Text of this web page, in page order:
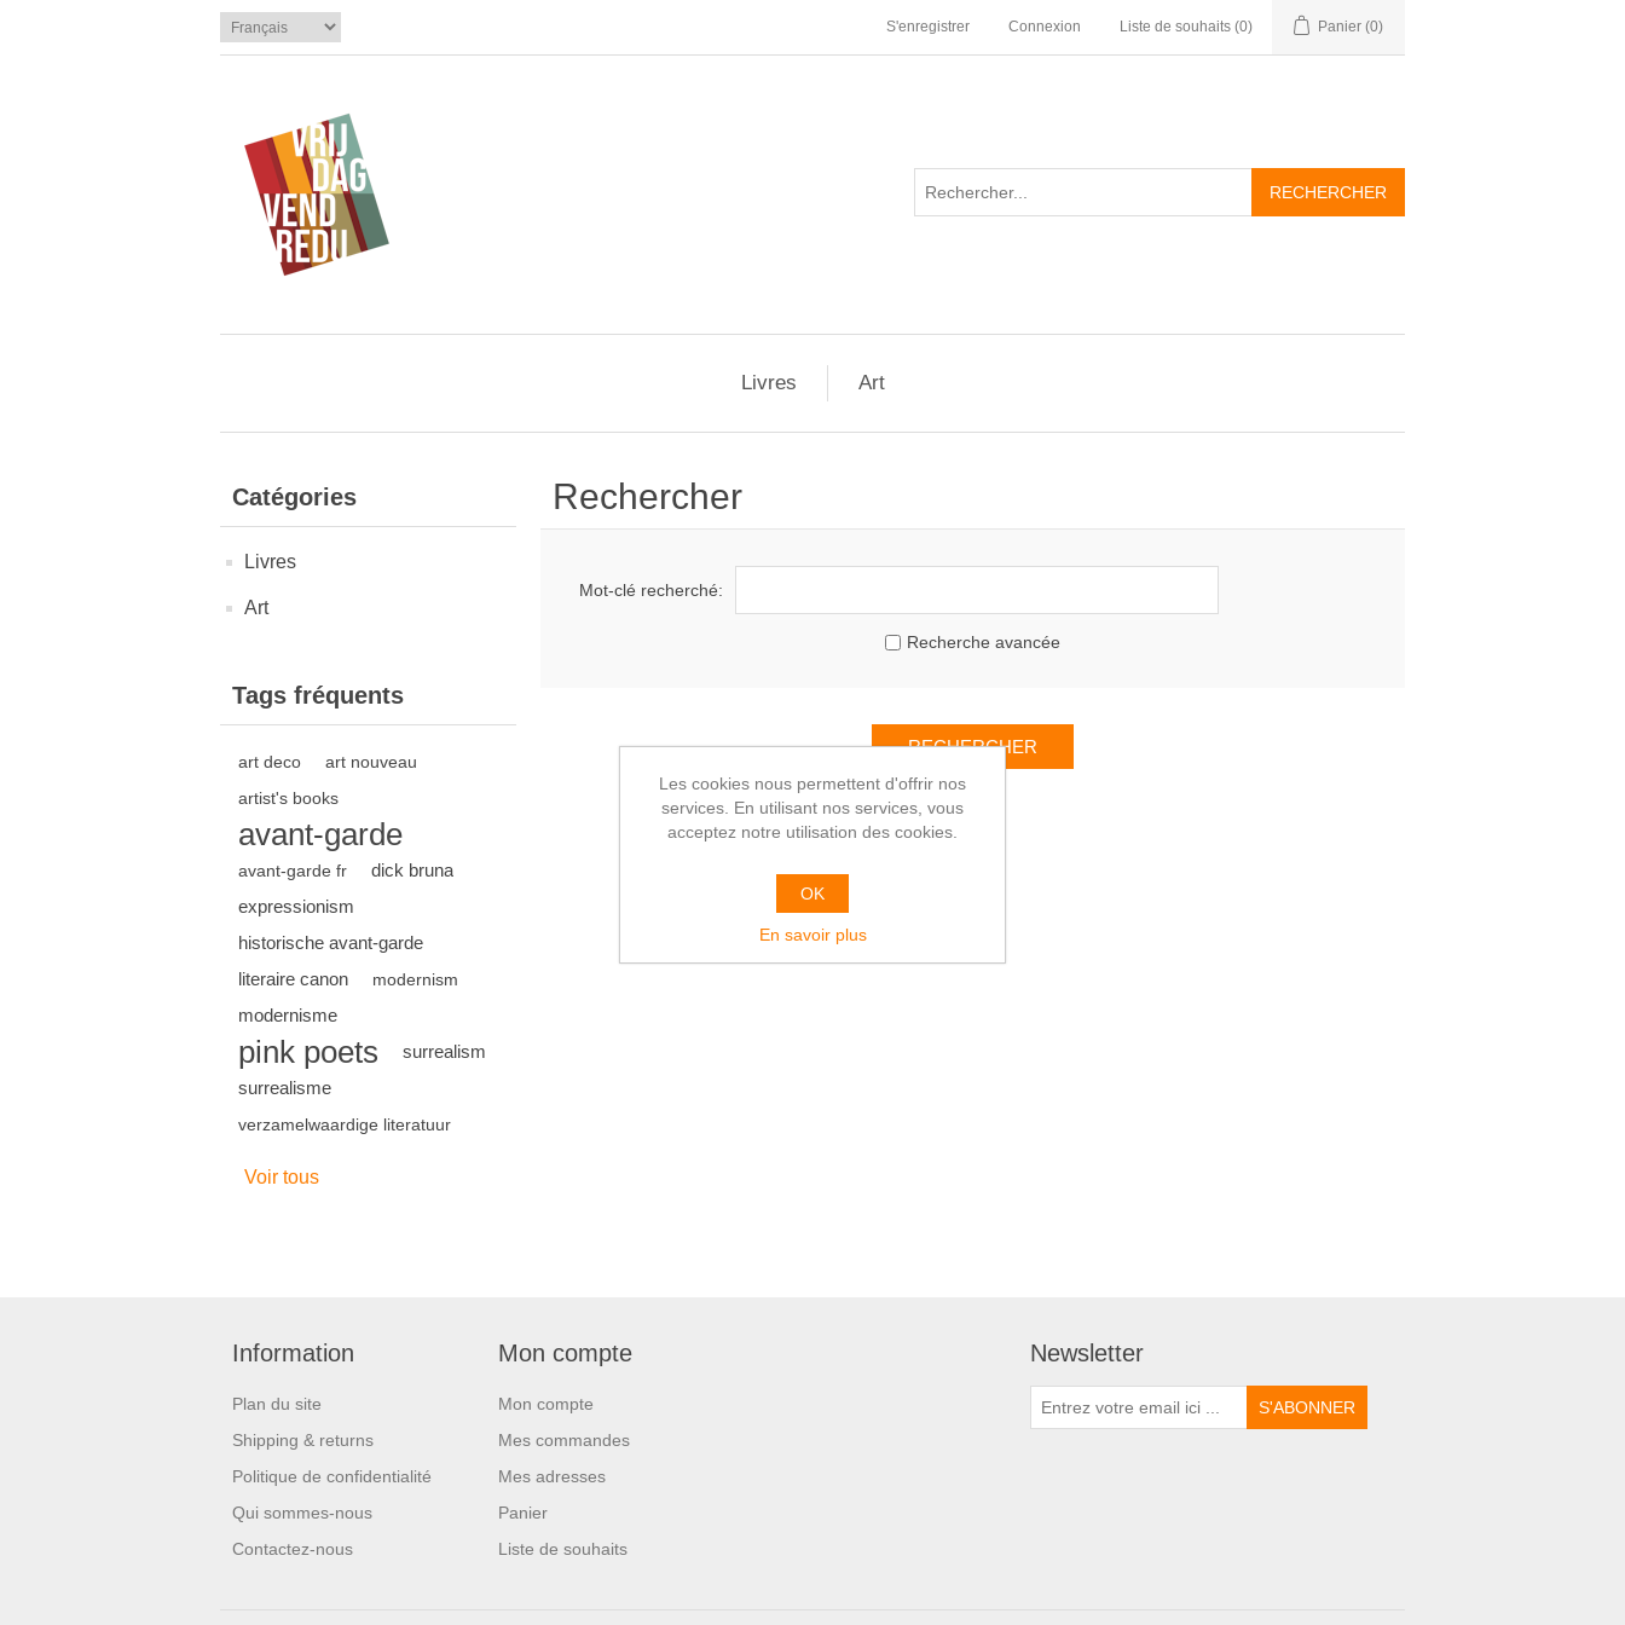
S'enregistrer Connexion Liste de souhaits (0) Panier (0)
Livres Art
Catégories
Livres
Art
Tags fréquents
art deco
art nouveau
artist's books
avant-garde
avant-garde fr
dick bruna
expressionism
historische avant-garde
literaire canon
modernism
modernisme
pink poets
surrealism
surrealisme
verzamelwaardige literatuur
Voir tous
Rechercher
Mot-clé recherché:
Recherche avancée
Information
Plan du site
Shipping & returns
Politique de confidentialité
Qui sommes-nous
Contactez-nous
Mon compte
Mon compte
Mes commandes
Mes adresses
Panier
Liste de souhaits
Newsletter
Les cookies nous permettent d'offrir nos
services. En utilisant nos services, vous
acceptez notre utilisation des cookies.
OK
En savoir plus